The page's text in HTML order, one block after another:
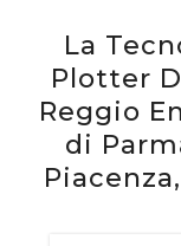
La
Plotter
Reggio
di